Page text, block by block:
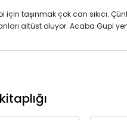
için taşınmak çok can sıkıcı.
altüst oluyor. Acaba Gupi